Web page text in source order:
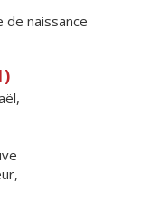
de naissance